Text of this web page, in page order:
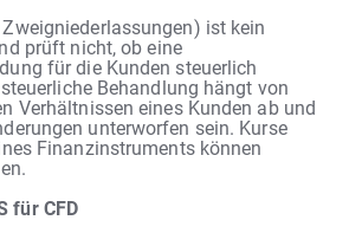
ist kein
prüft nicht, ob eine
für die Kunden steuerlich
Behandlung hängt von
Verhältnissen eines Kunden ab und
unterworfen sein. Kurse
Finanzinstruments können
für CFD